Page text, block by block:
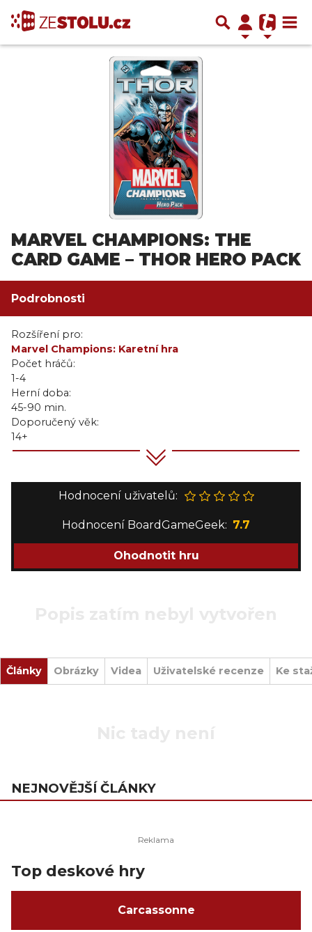
MARVEL CHAMPIONS: THE
CARD GAME – THOR HERO PACK
Podrobnosti
Rozšíření pro:
Marvel Champions: Karetní hra
Počet hráčů:
1-4
Herní doba:
45-90 min.
Doporučený věk:
14+
Hodnocení uživatelů:
Hodnocení BoardGameGeek: 7.7
Ohodnotit hru
Články Obrázky Videa Uživatelské recenze Ke
NEJNOVĚJŠÍ ČLÁNKY
Top deskové hry
Carcassonne